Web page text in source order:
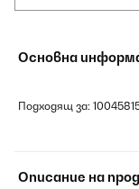
Основна
Подходящ за:
Описание на